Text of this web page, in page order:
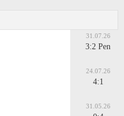
31.07.26
3:2 Pen
24.07.26
4:1
31.05.26